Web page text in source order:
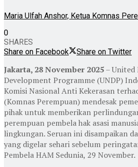
Maria Ulfah Anshor, Ketua Komnas
0
SHARES
Share on Facebook
Share on Twitter
Jakarta, 28 November 2025– United
Development Programme (UNDP)
Komisi Nasional Anti Kekerasan
(Komnas Perempuan) mendesak
pihak untuk memberikan
perempuan pembela hak asasi
lingkungan. Seruan ini disampaikan
yang digelar sehari sebelum
Pembela HAM Sedunia, 29 November.